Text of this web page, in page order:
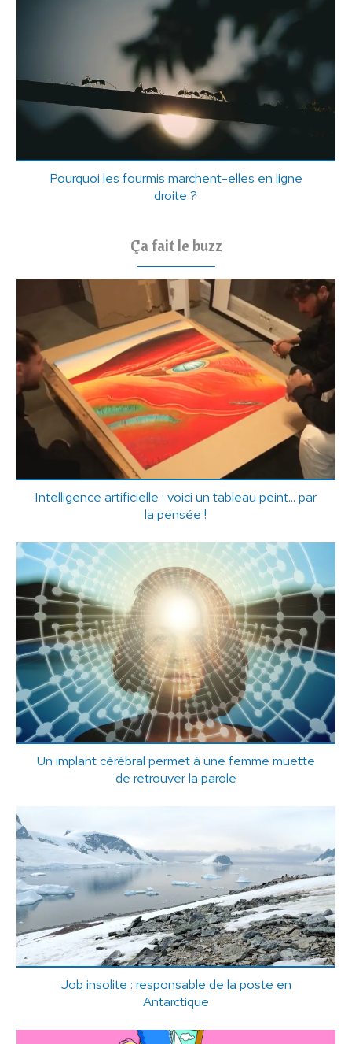
Pourquoi les fourmis marchent-elles en ligne
droite ?
Ça fait le buzz
Intelligence artificielle : voici un tableau peint... par
la pensée !
Un implant cérébral permet à une femme muette
de retrouver la parole
Job insolite : responsable de la poste en
Antarctique